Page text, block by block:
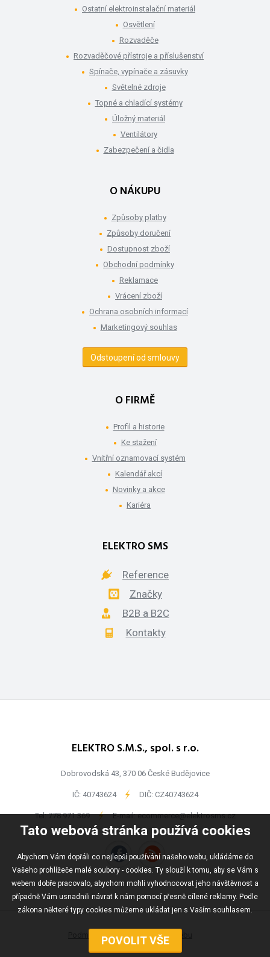
Tato webová stránka používá cookies
Abychom Vám dopřáli co nejlepší používání našeho webu, ukládáme do
Vašeho prohlížeče malé soubory - cookies. Ty slouží k tomu, aby se Vám s
webem dobře pracovalo, abychom mohli vyhodnocovat jeho návštěvnost a
případně Vám usnadnili návrat k nám pomocí přesně cílené reklamy. Podle
zákona některé typy cookies můžeme ukládat jen s Vaším souhlasem.
Ostatní elektroinstalační materiál
Osvětlení
Rozvaděče
Rozvaděčové přístroje a příslušenství
Spínače, vypínače a zásuvky
Světelné zdroje
Topné a chladící systémy
Úložný materiál
Ventilátory
Zabezpečení a čidla
O NÁKUPU
Způsoby platby
Způsoby doručení
Dostupnost zboží
Obchodní podmínky
Reklamace
Vrácení zboží
Ochrana osobních informací
Marketingový souhlas
Odstoupení od smlouvy
O FIRMĚ
Profil a historie
Ke stažení
Vnitřní oznamovací systém
Kalendář akcí
Novinky a akce
Kariéra
ELEKTRO SMS
Reference
Značky
B2B a B2C
Kontakty
ELEKTRO S.M.S., spol. s r.o.
Dobrovodská 43, 370 06 České Budějovice
IČ: 40743624 - DIČ: CZ40743624
Tel:778 971 369 - E-mail:ecommerce@elektrosms.cz
Podmínky užívání Mapa webu